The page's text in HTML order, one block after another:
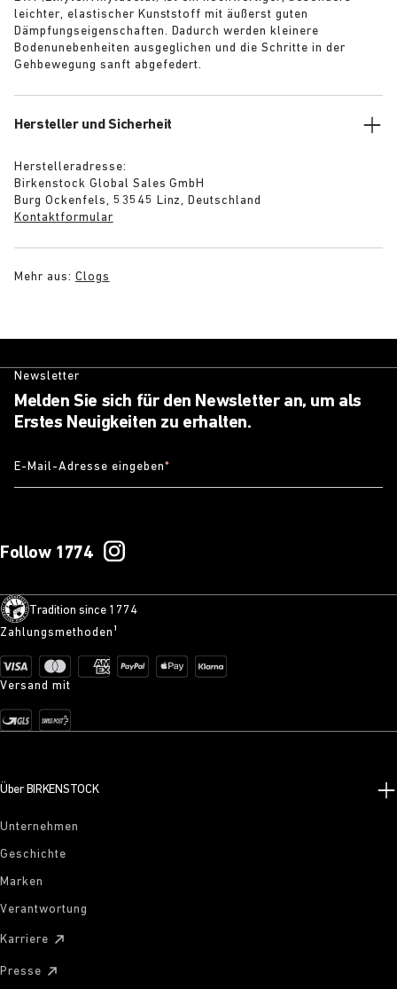
leichter, elastischer Kunststoff mit äußerst guten
Dämpfungseigenschaften. Dadurch werden kleinere
Bodenunebenheiten ausgeglichen und die Schritte in der
Gehbewegung sanft abgefedert.
Hersteller und Sicherheit
Herstelleradresse:
Birkenstock Global Sales GmbH
Burg Ockenfels, 53545 Linz, Deutschland
Kontaktformular
Mehr aus: Clogs
Newsletter
Melden Sie sich für den Newsletter an, um als
Erstes Neuigkeiten zu erhalten.
E-Mail-Adresse eingeben*
Follow 1774
Tradition since 1774
Zahlungsmethoden¹
Versand mit
Über BIRKENSTOCK
Unternehmen
Geschichte
Marken
Verantwortung
Karriere
Presse